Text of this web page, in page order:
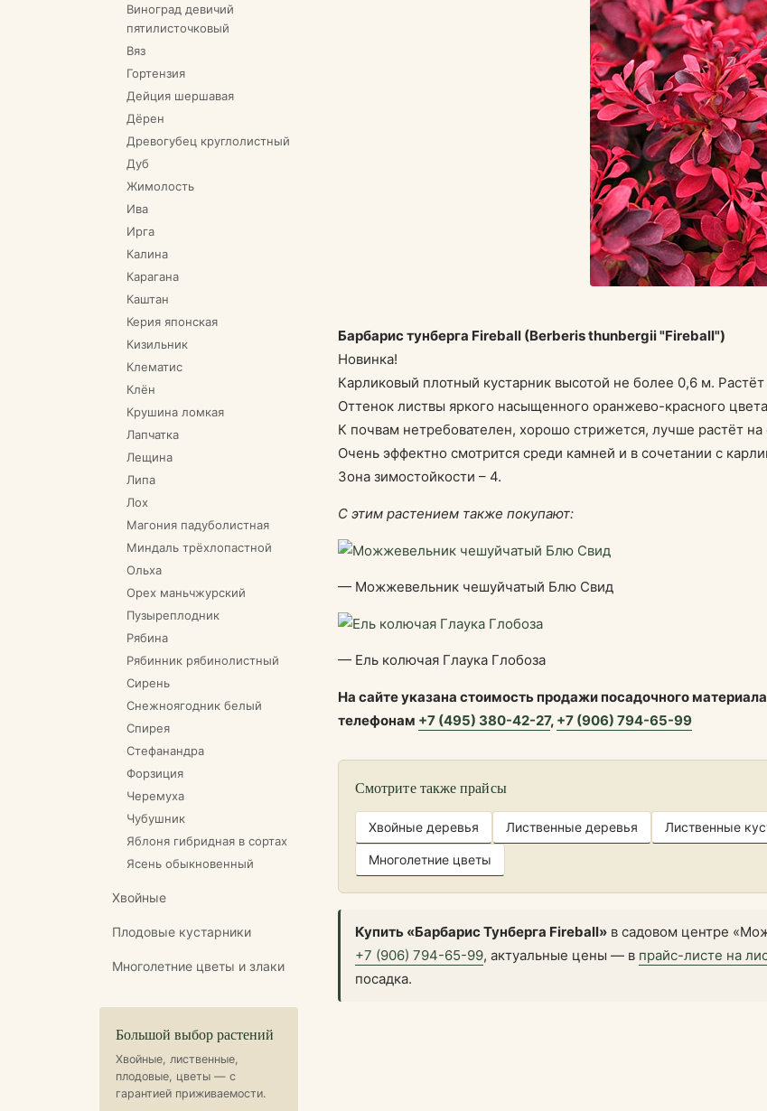
Виноград девичий
пятилисточковый
Вяз
Гортензия
Дейция шершавая
Дёрен
Древогубец круглолистный
Дуб
Жимолость
Ива
Ирга
Калина
Карагана
Каштан
Керия японская
Кизильник
Клематис
Клён
Крушина ломкая
Лапчатка
Лещина
Липа
Лох
Магония падуболистная
Миндаль трёхлопастной
Ольха
Орех маньчжурский
Пузыреплодник
Рябина
Рябинник рябинолистный
Сирень
Снежноягодник белый
Спирея
Стефанандра
Форзиция
Черемуха
Чубушник
Яблоня гибридная в сортах
Ясень обыкновенный
Хвойные
Плодовые кустарники
Многолетние цветы и злаки
Большой выбор растений
Хвойные, лиственные,
плодовые, цветы — с
гарантией приживаемости.
Барбарис тунберга Fireball (Berberis thunbergii "Fireball")
Новинка!
Карликовый плотный кустарник высотой не более 0,6 м.
Оттенок листвы яркого насыщенного оранжево-красного
К почвам нетребователен, хорошо стрижется, лучше растёт
Очень эффектно смотрится среди камней и в сочетании с
Зона зимостойкости – 4.
С этим растением также покупают:
— Можжевельник чешуйчатый Блю Свид
— Ель колючая Глаука Глобоза
На сайте указана стоимость продажи посадочного
телефонам +7 (495) 380-42-27, +7 (906) 794-65-99
Смотрите также прайсы
Хвойные деревья Лиственные деревья Лиственные
Многолетние цветы
Купить «Барбарис Тунберга Fireball» в садовом центре
+7 (906) 794-65-99, актуальные цены — в прайс-листе на
посадка.